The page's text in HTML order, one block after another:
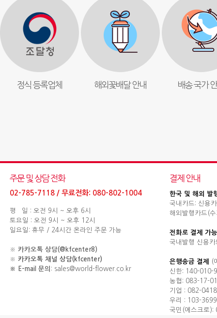
정식 등록업체 해외꽃배달 안내 배송 국가
주문 및 상담 전화
02-785-7118 / 무료전화: 080-802-1004
평 일 : 오전 9시 ~ 오후 6시
토요일 : 오전 9시 ~ 오후 12시
일요일: 휴무 / 24시간 온라인 주문 가능
※ 카카오톡 상담(@kfcenter8)
※ 카카오톡 채널 상담(kfcenter)
※ E-mail 문의 : sales@world-flower.co.kr
결제 안내
한국 및 해외 발
국내카드: 신용
해외발행카드(
전화로 결제 가
국내발행 신용
은행송금 결제
(
신한: 140-010-
농협: 083-17-
기업 : 082-
우리 : 103-
국민(에스크로